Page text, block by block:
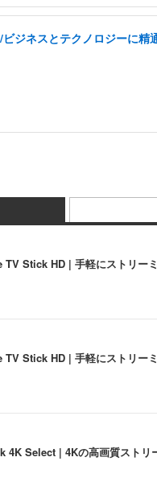
ジネスとテクノロジーに
TV Stick HD | 手軽にストリー
TV Stick HD | 手軽にストリー
Select | 4Kの高画質ストリ